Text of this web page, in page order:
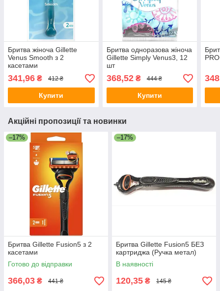
Бритва жіноча Gillette
Venus Smooth з 2
касетами
341,96 ₴ 412 ₴
Купити
Бритва одноразова жіноча
Gillette Simply Venus3, 12
шт
368,52₴ 444 ₴
Купити
Акційні пропозиції та новинки
–17%
Бритва Gillette Fusion5 з 2
касетами
Готово до відправки
366,03 ₴ 441 ₴
–17%
Бритва Gillette Fusion5 БЕЗ
картриджа (Ручка метал)
В наявності
120,35 ₴ 145 ₴